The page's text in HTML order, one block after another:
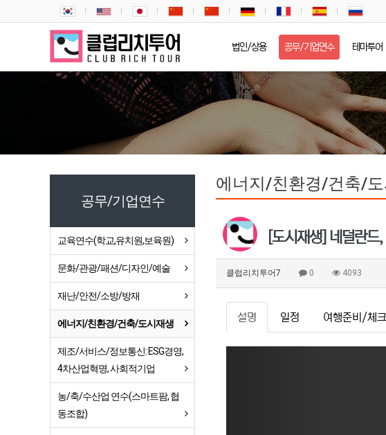
법인/상용 공무/기업연수 테마투어
에너지/친환경/건축/도
[도시재생] 네덜란
클럽리치투어7 0 4093
설명 일정 여행준비/체
공무/기업연수
교육연수(학교,유치원,보육원)
문화/관광/패션/디자인/예술
재난/안전/소방/방재
에너지/친환경/건축/도시재생
제조/서비스/정보통신: ESG경영,
4차산업혁명, 사회적기업
농/축/수산업 연수(스마트팜, 협
동조합)